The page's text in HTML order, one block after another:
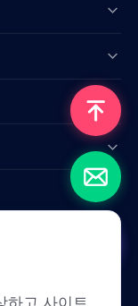
하고 사이트
한국인